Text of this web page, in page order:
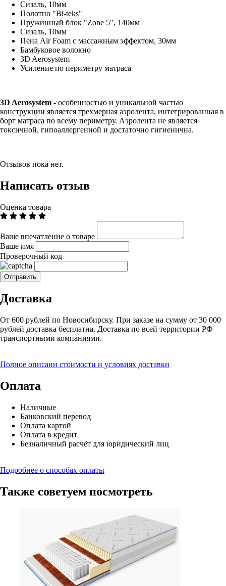
Сизаль, 10мм
Полотно "Bi-teks"
Пружинный блок "Zone 5", 140мм
Сизаль, 10мм
Пена Air Foam с массажным эффектом, 30мм
Бамбуковое волокно
3D Aerosystem
Усиление по периметру матраса
3D Aerosystem - особенностью и уникальной частью
конструкции является трехмерная аэролента, интегри­рованная в
борт матраса по всему периметру. Аэролента не является
токсичной, гипоаллергенной и достаточно гигиенична.
Отзывов пока нет.
Написать отзыв
Оценка товара
Ваше впечатление о товаре
Ваше имя
Проверочный код
Доставка
От 600 рублей по Новосибирску. При заказе на сумму от 30 000
рублей доставка бесплатна. Доставка по всей территории РФ
транспортными компаниями.
Полное описани стоимости и условиях доставки
Оплата
Наличные
Банковский перевод
Оплата картой
Оплата в кредит
Безналичный расчёт для юридический лиц
Подробнее о способах оплаты
Также советуем посмотреть